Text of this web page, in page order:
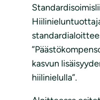
kasvun
hiilinielulla”.